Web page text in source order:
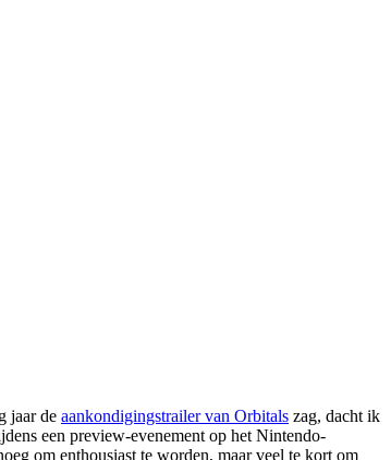
jaar de aankondigingstrailer van Orbitals zag, dacht ik
een preview-evenement op het Nintendo-
om enthousiast te worden, maar veel te kort om